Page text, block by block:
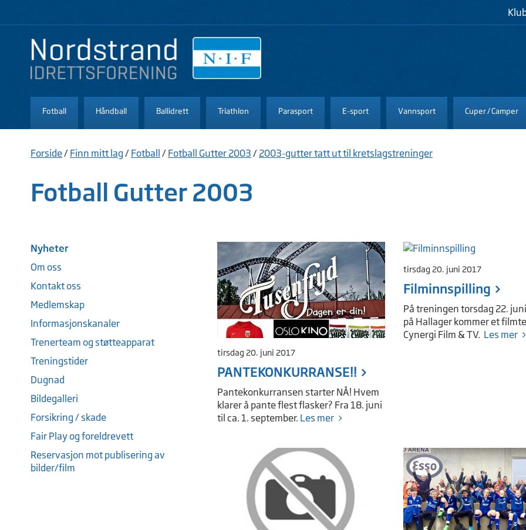
Fotball Håndball Ballidrett Triathlon Parasport E-sport Vannsport Cuper / Camper
Forside/ Finn mitt lag / Fotball / Fotball Gutter 2003 / 2003-gutter tatt ut til kretslagstreninger
Fotball Gutter 2003
Nyheter
Om oss
Kontakt oss
Medlemskap
Informasjonskanaler
Trenerteam og støtteapparat
Treningstider
Dugnad
Bildegalleri
Forsikring / skade
Fair Play og foreldrevett
Reservasjon mot publisering av
bilder/film
tirsdag 20. juni 2017
PANTEKONKURRANSE!!
Pantekonkurransen starter NÅ! Hvem
klarer å pante flest flasker? Fra 18. juni
til ca. 1. september. Les mer
tirsdag 20. juni 2017
Filminnspilling
På treningen torsdag 22.
på Hallager kommer et
Cynergi Film & TV. Les mer